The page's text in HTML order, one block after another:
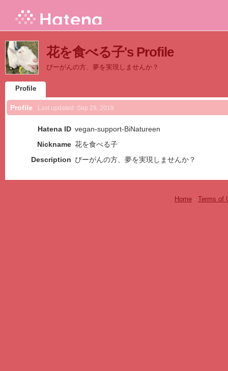
花を食べる子's Profile
びーがんの方、夢を実現しませんか？
Profile
Profile Last updated: Sep 28, 2019
Hatena ID vegan-support-BiNatureen
Nickname 花を食べる子
Description びーがんの方、夢を実現しませんか？
Home- Terms of